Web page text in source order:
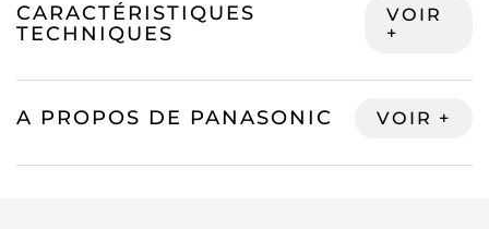
CARACTÉRISTIQUES
TECHNIQUES
A PROPOS DE PANASONIC